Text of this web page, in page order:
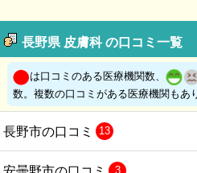
長野県 皮膚科 の口コミ一覧
は口コミのある医療機関数、
数。複数の口コミがある医療機関もあ
長野市の口コミ 13
3